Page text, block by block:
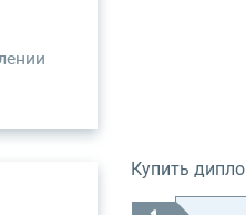
Купить